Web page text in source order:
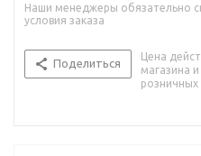
Наши менеджеры обязательно
условия заказа
Поделиться
Цена
магазина
розничных